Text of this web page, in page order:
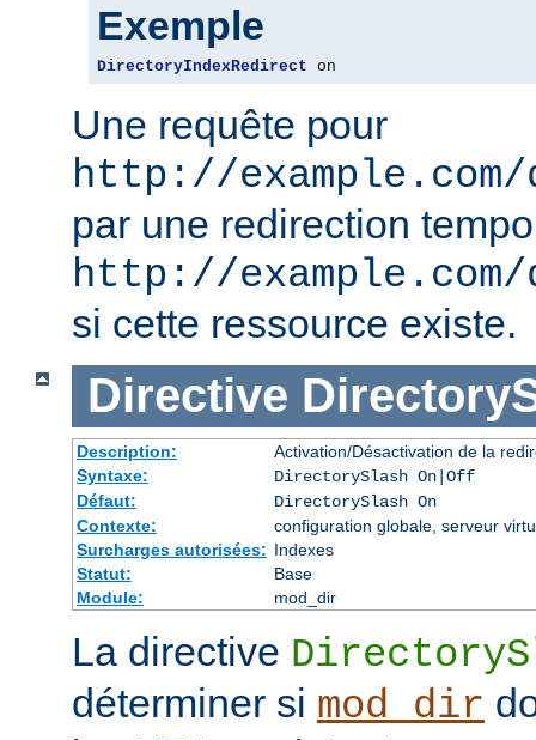
Exemple
DirectoryIndexRedirect on
Une requête pour
http://example.com/
par une redirection
http://
si cette ressource existe.
Directive
Description:
Activation/Désactivation de la
Syntaxe:
DirectorySlash On|Off
Défaut:
DirectorySlash On
Contexte:
configuration globale, serveur
Surcharges autorisées: Indexes
Statut:
Base
Module:
mod_dir
La directive
déterminer si mod_dir